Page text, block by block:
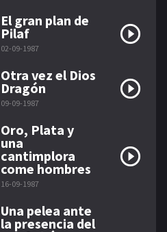
El gran plan de
Pilaf
02-09-1987
Otra vez el Dios
Dragón
09-09-1987
Oro, Plata y
una
cantimplora
come hombres
16-09-1987
Una pelea ante
la presencia del